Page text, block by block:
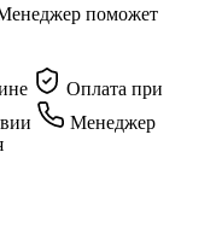
Менеджер поможет
Оплата при
Менеджер